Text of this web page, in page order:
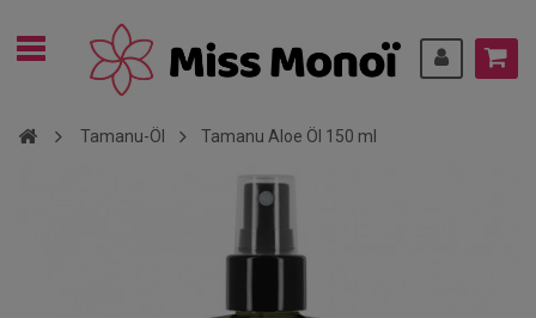
Tamanu-Öl Tamanu Aloe Öl 150 ml